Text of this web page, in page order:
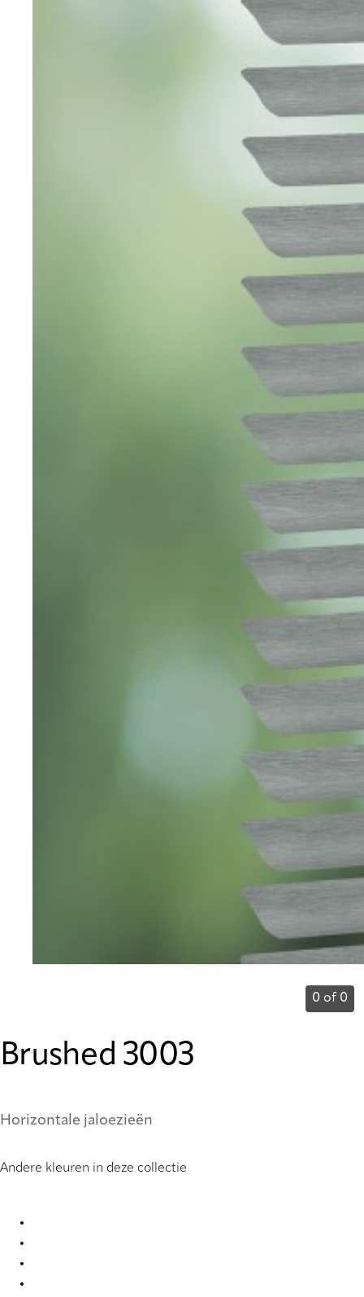
0 of 0
Brushed 3003
Horizontale jaloezieën
Andere kleuren in deze collectie